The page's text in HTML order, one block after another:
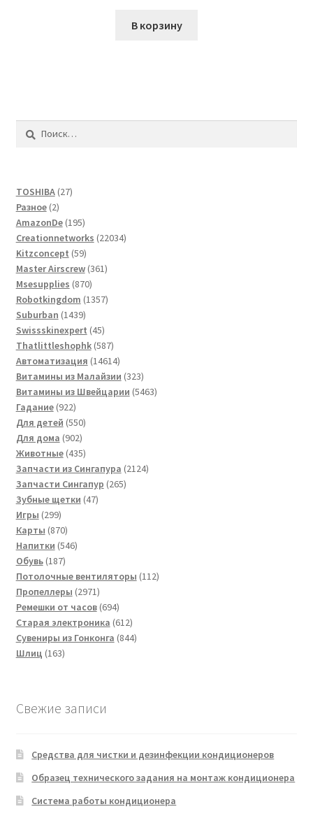
В корзину
Найти:
TOSHIBA 2727
Разное 22
товара
AmazonDe 195195
товаров
Creationnetworks 2203422034
Kitzconcept 5959
товаров
Master Airscrew 361361
Msesupplies 870870
товаров
Robotkingdom 13571357
Suburban 14391439
товаров
Swissskinexpert 4545
товаров
Thatlittleshophk 587587
товаров
Автоматизация 1461414614
товаров
Витамины из Малайзии 323323
товара
Витамины из Швейцарии 54635463
Гадание 922922
товара
Для детей 550550
Для дома 902902
товара
Животные 435435
товаров
Запчасти из Сингапура 21242124
Запчасти Сингапур 265265
Зубные щетки 4747
Игры 299299
товаров
Карты 870870
товаров
Напитки 546546
Обувь 187187
товаров
Потолочные вентиляторы 112112
Пропеллеры 29712971
товар
Ремешки от часов 694694
товара
Старая электроника 612612
товаров
Сувениры из Гонконга 844844
Шлиц 163163
Свежие записи
Средства для чистки и дезинфекции кондиционеров
Образец технического задания на монтаж кондиционера
Система работы кондиционера